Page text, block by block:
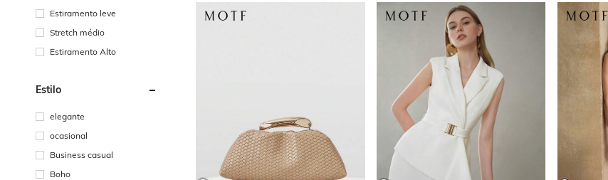
Estiramento leve
Stretch médio
Estiramento Alto
Estilo
elegante
ocasional
Business casual
Boho